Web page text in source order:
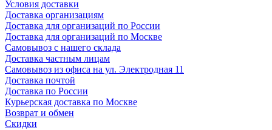
Условия доставки
Доставка организациям
Доставка для организаций по России
Доставка для организаций по Москве
Самовывоз с нашего склада
Доставка частным лицам
Самовывоз из офиса на ул. Электродная 11
Доставка почтой
Доставка по России
Курьерская доставка по Москве
Возврат и обмен
Скидки